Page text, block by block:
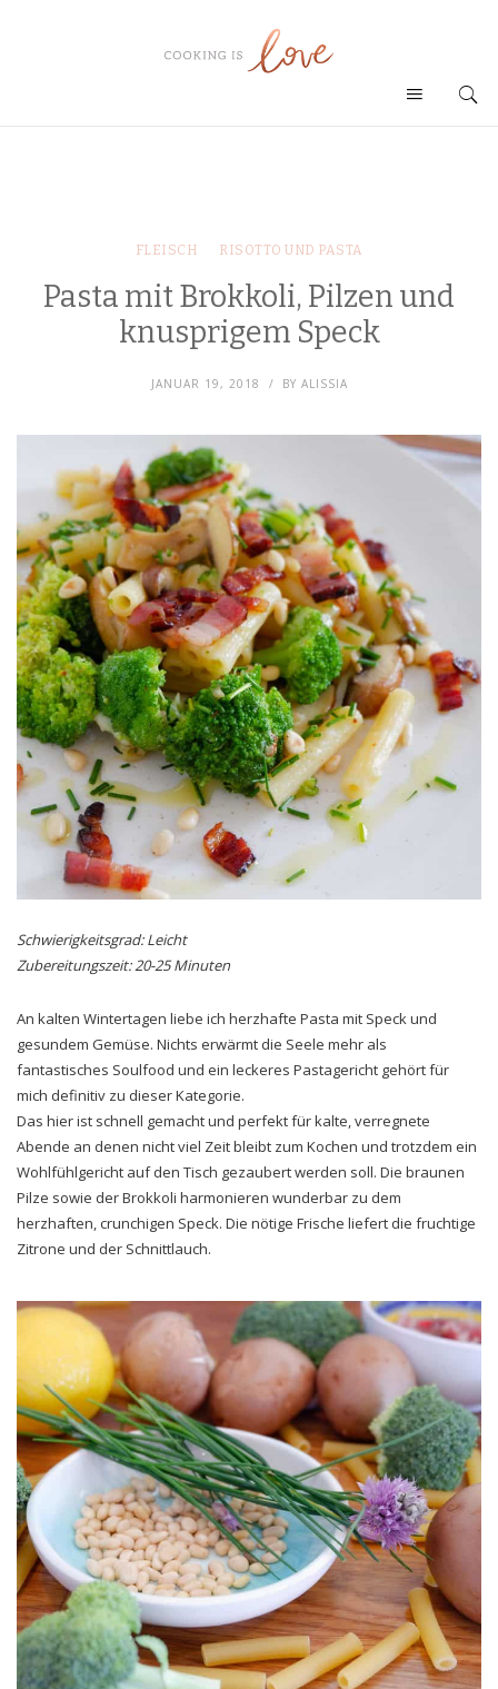
FLEISCH RISOTTO UND PASTA
Pasta mit Brokkoli, Pilzen und
knusprigem Speck
JANUAR 19, 2018 BY ALISSIA
Schwierigkeitsgrad: Leicht
Zubereitungszeit: 20-25 Minuten
An kalten Wintertagen liebe ich herzhafte Pasta mit Speck und
gesundem Gemüse. Nichts erwärmt die Seele mehr als
fantastisches Soulfood und ein leckeres Pastagericht gehört für
mich definitiv zu dieser Kategorie.
Das hier ist schnell gemacht und perfekt für kalte, verregnete
Abende an denen nicht viel Zeit bleibt zum Kochen und trotzdem ein
Wohlfühlgericht auf den Tisch gezaubert werden soll. Die braunen
Pilze sowie der Brokkoli harmonieren wunderbar zu dem
herzhaften, crunchigen Speck. Die nötige Frische liefert die fruchtige
Zitrone und der Schnittlauch.